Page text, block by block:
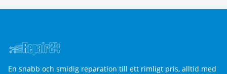
En snabb och smidig reparation till ett rimligt pris, alltid med